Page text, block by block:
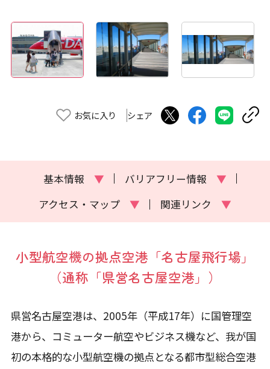
お気に入り シェア
基本情報 ▼ バリアフリー情報
▼
アクセス・マップ
▼ 関連リンク ▼
小型航空機の拠点空港「名古屋飛行場」
（通称「県営名古屋空港」）
県営名古屋空港は、2005年（平成17年）に国管理空
港から、コミューター航空やビジネス機など、我が国
初の本格的な小型航空機の拠点となる都市型総合空港